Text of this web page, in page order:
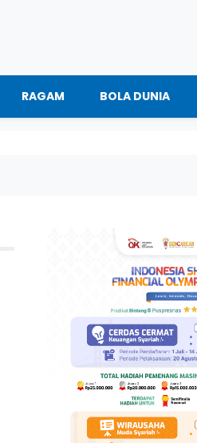
RAGAM BOLA DUNIA